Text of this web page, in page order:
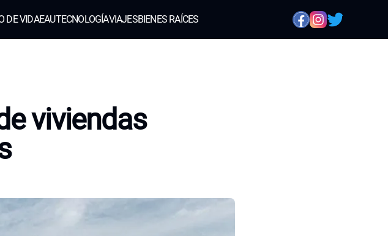
DE VIDAEAUTECNOLOGÍAVIAJESBIENES RAÍCES
viviendas